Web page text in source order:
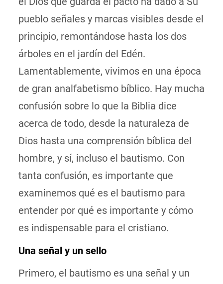
pueblo señales y marcas visibles desde el
principio, remontándose hasta los dos
árboles en el jardín del Edén.
Lamentablemente, vivimos en una época
de gran analfabetismo bíblico. Hay mucha
confusión sobre lo que la Biblia dice
acerca de todo, desde la naturaleza de
Dios hasta una comprensión bíblica del
hombre, y sí, incluso el bautismo. Con
tanta confusión, es importante que
examinemos qué es el bautismo para
entender por qué es importante y cómo
es indispensable para el cristiano.
Una señal y un sello
Primero, el bautismo es una señal y un